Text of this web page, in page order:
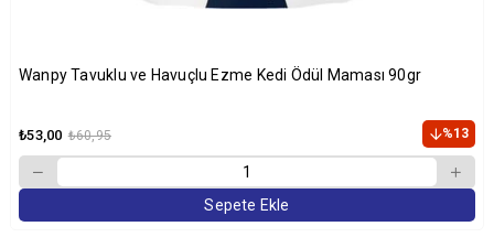
Wanpy Tavuklu ve Havuçlu Ezme Kedi Ödül Maması 90gr
₺53,00 ₺60,95 %13
Sepete Ekle